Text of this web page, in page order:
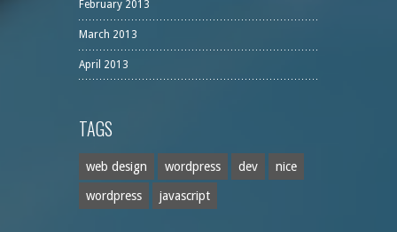
February 2013
March 2013
April 2013
TAGS
web design wordpress dev nice
wordpress javascript